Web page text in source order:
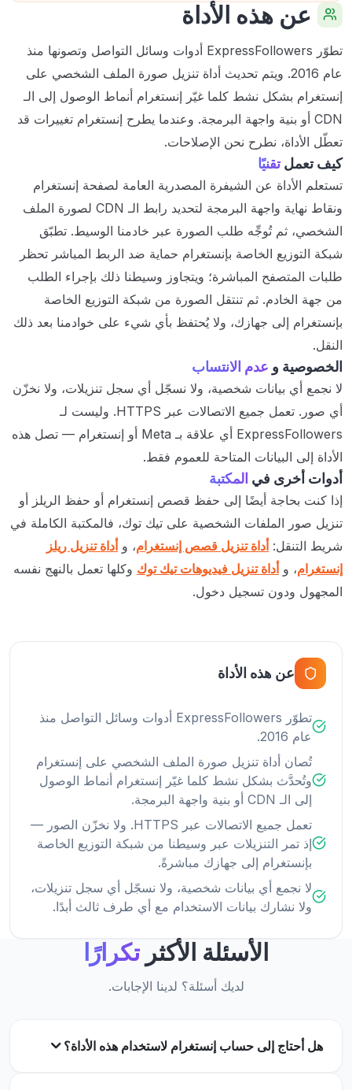
عن هذه الأداة
تطوّر ExpressFollowers أدوات وسائل التواصل وتصونها منذ
عام 2016. ويتم تحديث أداة تنزيل صورة الملف الشخصي على
إنستغرام بشكل نشط كلما غيّر إنستغرام أنماط الوصول إلى الـ
CDN أو بنية واجهة البرمجة. وعندما يطرح إنستغرام تغييرات قد
تعطّل الأداة، نطرح نحن الإصلاحات.
كيف تعمل تقنيًا
تستعلم الأداة عن الشيفرة المصدرية العامة لصفحة إنستغرام
ونقاط نهاية واجهة البرمجة لتحديد رابط الـ CDN لصورة الملف
الشخصي، ثم تُوجِّه طلب الصورة عبر خادمنا الوسيط. تطبّق
شبكة التوزيع الخاصة بإنستغرام حماية ضد الربط المباشر تحظر
طلبات المتصفح المباشرة؛ ويتجاوز وسيطنا ذلك بإجراء الطلب
من جهة الخادم. ثم تنتقل الصورة من شبكة التوزيع الخاصة
بإنستغرام إلى جهازك، ولا يُحتفظ بأي شيء على خوادمنا بعد ذلك
النقل.
الخصوصية و عدم الانتساب
لا نجمع أي بيانات شخصية، ولا نسجّل أي سجل تنزيلات، ولا نخزّن
أي صور. تعمل جميع الاتصالات عبر HTTPS. وليست لـ
ExpressFollowers أي علاقة بـ Meta أو إنستغرام — تصل هذه
الأداة إلى البيانات المتاحة للعموم فقط.
أدوات أخرى في المكتبة
إذا كنت بحاجة أيضًا إلى حفظ قصص إنستغرام أو حفظ الريلز أو
تنزيل صور الملفات الشخصية على تيك توك، فالمكتبة الكاملة في
شريط التنقل:أداة تنزيل قصص إنستغرام، وأداة تنزيل ريلز
إنستغرام، وأداة تنزيل فيديوهات تيك توك وكلها تعمل بالنهج نفسه
المجهول ودون تسجيل دخول.
عن هذه الأداة
تطوّر ExpressFollowers أدوات وسائل التواصل منذ
عام 2016.
تُصان أداة تنزيل صورة الملف الشخصي على إنستغرام
وتُحدَّث بشكل نشط كلما غيّر إنستغرام أنماط الوصول
إلى الـ CDN أو بنية واجهة البرمجة.
تعمل جميع الاتصالات عبر HTTPS. ولا نخزّن الصور —
إذ تمر التنزيلات عبر وسيطنا من شبكة التوزيع الخاصة
بإنستغرام إلى جهازك مباشرةً.
لا نجمع أي بيانات شخصية، ولا نسجّل أي سجل تنزيلات،
ولا نشارك بيانات الاستخدام مع أي طرف ثالث أبدًا.
الأسئلة الأكثر تكرارًا
لديك أسئلة؟ لدينا الإجابات.
هل أحتاج إلى حساب إنستغرام لاستخدام هذه الأداة؟